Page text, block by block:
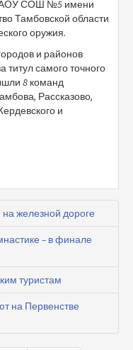
СОШ №5 имени
Тамбовской области
оружия.
и районов
титул самого точного
8 команд
Рассказово,
и
железной дороге
– в финале
туристам
на Первенстве